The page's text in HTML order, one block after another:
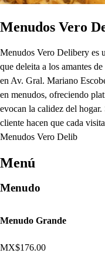
Menudos Vero
Menudos Vero Delibery es
que deleita a los amantes
en Av. Gral. Mariano
en menudos, ofreciendo
evocan la calidez del
cliente hacen que cada
Menudos Vero Delib
Menú
Menudo
Menudo Grande
MX$176.00